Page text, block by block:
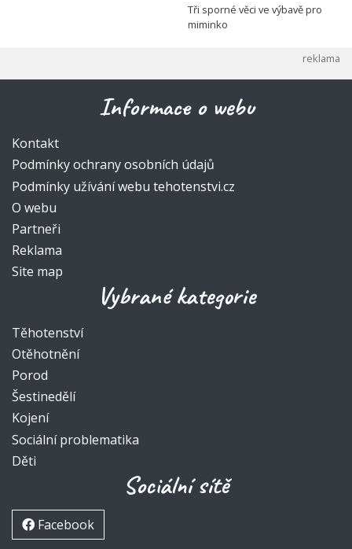
Tři sporné věci ve výbavě pro
miminko
Informace o webu
Kontakt
Podmínky ochrany osobních údajů
Podmínky užívání webu tehotenstvi.cz
O webu
Partneři
Reklama
Site map
Vybrané kategorie
Těhotenství
Otěhotnění
Porod
Šestinedělí
Kojení
Sociální problematika
Děti
Sociální sítě
Facebook